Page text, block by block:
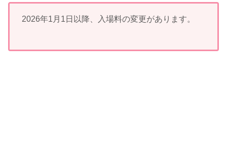
2026年1月1日以降、入場料の変更があります。